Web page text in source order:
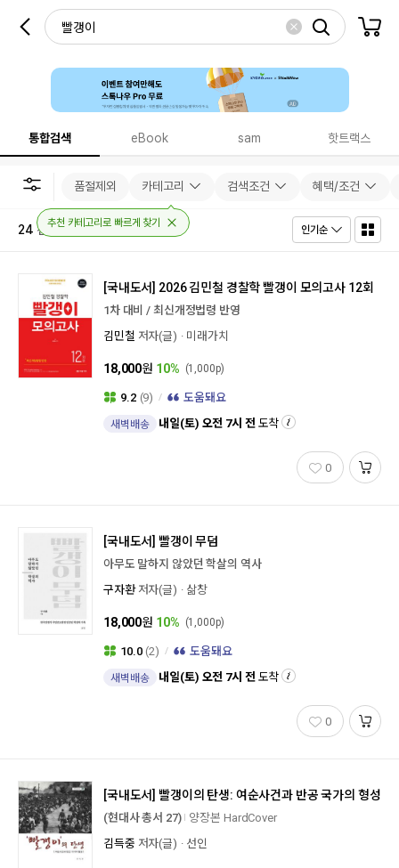
통합검색 eBook sam 핫트랙스
품절제외 카테고리
추천 카테고리로 빠르게 찾기
검색조건 혜택/조건
24 건 인기순
[국내도서] 2026 김민철 경찰학 빨갱이 모의고사 12회
1차 대비 / 최신개정법령 반영
김민철 저자(글) 미래가치
18,000원 10% (1,000p)
9.2 (9) 도움돼요
새벽배송 내일(토) 오전 7시 전 도착
0
[국내도서] 빨갱이 무덤
아무도 말하지 않았던 학살의 역사
구자환 저자(글) 삶창
18,000원 10% (1,000p)
10.0 (2) 도움돼요
새벽배송 내일(토) 오전 7시 전 도착
0
[국내도서] 빨갱이의 탄생: 여순사건과 반공 국가의 형성
(현대사 총서 27)
양장본 HardCover
김득중 저자(글) 선인